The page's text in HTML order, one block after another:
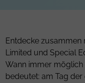
Entdecke zusammen
Limited und Special
Wann immer möglich
bedeutet: am Tag